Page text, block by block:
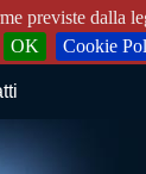
previste dalla
OK Cookie